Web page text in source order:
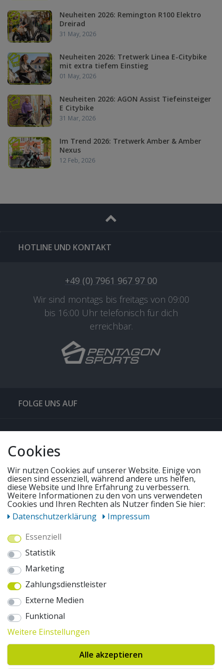
Neuheiten 2026: Remington R100 Elektro
Dreirad
31 May, 2026
Neuheiten 2026: Tretwerk Linea E-Citybike
mit extra tiefem Einstieg
01 May, 2026
Neuheiten 2026: AGON Assist Tiefeinsteiger
E Citybike
31 Mar, 2026
Im Trend 2026: Tretwerk Amber & Amber
Nexus
12 Feb, 2026
HOTLINE UND KONTAKT
+49 (0) 7961 967 97 00
Wir sind montags bis freitags von 09:00
bis 16:00 Uhr telefonisch für dich
erreichbar.
FOLGE UNS AUF
QUICKLINKS & TIPPS
UNSERE ANGEBOTE
WIR VERSENDEN MIT
AUSZEICHNUNGEN & SICHERHEIT
© 2026 pentagonsports.de
Pentagon Sports GmbH & Co. KG
Daten­schutz­erklärung
Hinweise zur Batterieentsorgung
Cookie-Einstellungen ändern
Erklärung zur Barrierefreiheit
Cookies
Wir nutzen Cookies auf unserer Website. Einige von
diesen sind essenziell, während andere uns helfen,
diese Website und Ihre Erfahrung zu verbessern.
Weitere Informationen zu den von uns verwendeten
Cookies und Ihren Rechten als Nutzer finden Sie hier:
Daten­schutz­erklärung
Impressum
Essenziell
Statistik
Marketing
Zahlungsdienstleister
Externe Medien
Funktional
Weitere Einstellungen
Alle akzeptieren